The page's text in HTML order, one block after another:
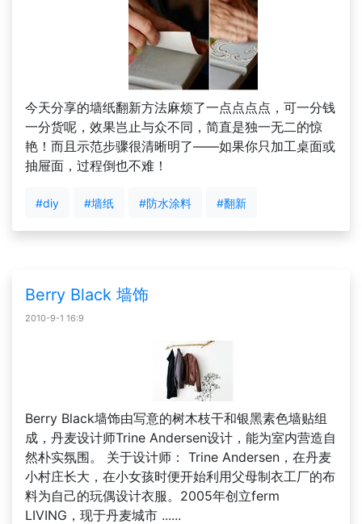
今天分享的墙纸翻新方法麻烦了一点点点点，可一分钱
一分货呢，效果岂止与众不同，简直是独一无二的惊
艳！而且示范步骤很清晰明了——如果你只加工桌面或
抽屉面，过程倒也不难！
#diy #墙纸 #防水涂料 #翻新
Berry Black 墙饰
2010-9-1 16:9
Berry Black墙饰由写意的树木枝干和银黑素色墙贴组
成，丹麦设计师Trine Andersen设计，能为室内营造自
然朴实氛围。 关于设计师： Trine Andersen，在丹麦
小村庄长大，在小女孩时便开始利用父母制衣工厂的布
料为自己的玩偶设计衣服。2005年创立ferm
LIVING，现于丹麦城市 ......